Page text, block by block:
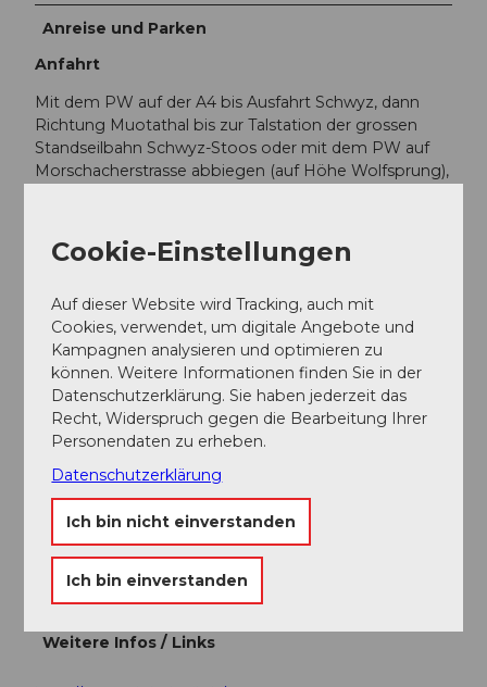
Anreise und Parken
Anfahrt
Mit dem PW auf der A4 bis Ausfahrt Schwyz, dann
Richtung Muotathal bis zur Talstation der grossen
Standseilbahn Schwyz-Stoos oder mit dem PW auf
Morschacherstrasse abbiegen (auf Höhe Wolfsprung),
Morschach-Stoos.
An der Talstation der Standseilbahn Schwyz-Stoos und
der Luftseilbahn Morschach-Stoos sind
Parkmöglichkeiten vorhanden.
Öffentliche Verkehrsmittel
Mit dem Zug bis Bahnhof Schwyz-Seewen,dann mit
dem Bus bis zur Talstation der grossenStandseilbahn
Schwyz-Stoos (Linie 501 Schwyz - Muotathal)oder mit
dem Zug bis Bahnhof SBB Brunnen, dann mitdem
Bus bis zur Talstation der kleinen Luftseilbahn
Morschach-Stoos.
Weitere Infos / Links
Cookie-Einstellungen
Auf dieser Website wird Tracking, auch mit
Cookies, verwendet, um digitale Angebote und
Kampagnen analysieren und optimieren zu
können. Weitere Informationen finden Sie in der
Datenschutzerklärung. Sie haben jederzeit das
Recht, Widerspruch gegen die Bearbeitung Ihrer
Personendaten zu erheben.
Datenschutzerklärung
Ich bin nicht einverstanden
Ich bin einverstanden